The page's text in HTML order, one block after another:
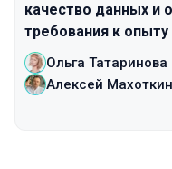
качество данных и
требования к опыту
Ольга Татаринова
Алексей Махоткин